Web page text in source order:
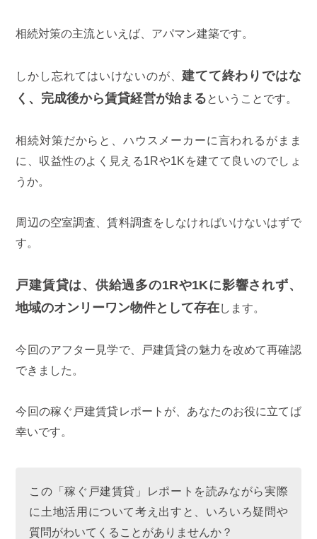
相続対策の主流といえば、アパマン建築です。
しかし忘れてはいけないのが、建てて終わりではな
く、完成後から賃貸経営が始まるということです。
相続対策だからと、ハウスメーカーに言われるがまま
に、収益性のよく見える1Rや1Kを建てて良いのでしょ
うか。
周辺の空室調査、賃料調査をしなければいけないはずで
す。
戸建賃貸は、供給過多の1Rや1Kに影響されず、
地域のオンリーワン物件として存在します。
今回のアフター見学で、戸建賃貸の魅力を改めて再確認
できました。
今回の稼ぐ戸建賃貸レポートが、あなたのお役に立てば
幸いです。
この「稼ぐ戸建賃貸」レポートを読みながら実際
に土地活用について考え出すと、いろいろ疑問や
質問がわいてくることがありませんか？